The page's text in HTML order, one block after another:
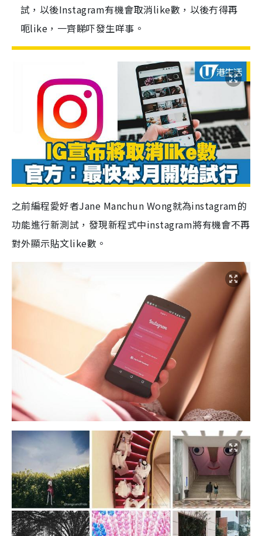
試，以後Instagram有機會取消like數，以後冇得再
呃like，一齊睇吓發生咩事。
之前編程愛好者Jane Manchun Wong就為instagram的
功能進行新測試，發現新程式中instagram將有機會不再
對外顯示貼文like數。